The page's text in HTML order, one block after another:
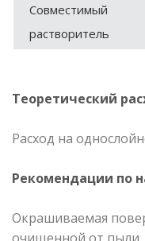
Совместимый
растворитель
Теоретический
Расход на
Рекомендации по
Окрашиваемая